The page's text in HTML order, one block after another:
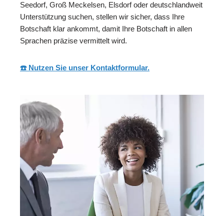
Seedorf, Groß Meckelsen, Elsdorf oder deutschlandweit
Unterstützung suchen, stellen wir sicher, dass Ihre
Botschaft klar ankommt, damit Ihre Botschaft in allen
Sprachen präzise vermittelt wird.
☎️ Nutzen Sie unser Kontaktformular.